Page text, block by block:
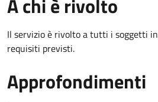
A chi è rivolto
Il servizio è rivolto a tutti i soggetti
requisiti previsti.
Approfondimenti